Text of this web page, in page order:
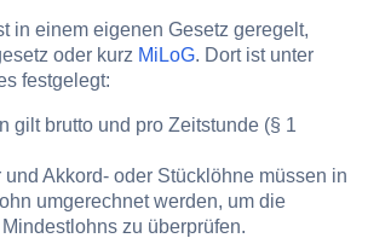
in einem eigenen Gesetz geregelt,
oder kurz MiLoG. Dort ist unter
festgelegt:
gilt brutto und pro Zeitstunde (§ 1
und Akkord- oder Stücklöhne müssen in
umgerechnet werden, um die
zu überprüfen.